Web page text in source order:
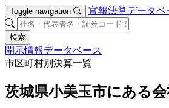
Toggle navigation 官報決算データベ
検索
開示情報データベース
市区町村別決算一覧
茨城県小美玉市にある